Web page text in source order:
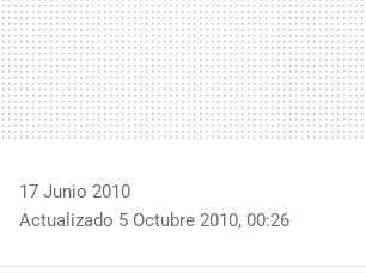
17 Junio 2010
Actualizado 5 Octubre 2010, 00:26